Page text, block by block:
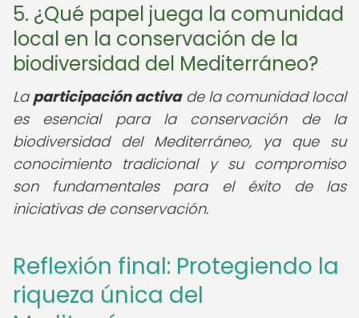
5. ¿Qué papel juega la comunidad
local en la conservación de la
biodiversidad del Mediterráneo?
La participación activade la comunidad local
es esencial para la conservación de la
biodiversidad del Mediterráneo, ya que su
conocimiento tradicional y su compromiso
son fundamentales para el éxito de las
iniciativas de conservación.
Reflexión final: Protegiendo la
riqueza única del